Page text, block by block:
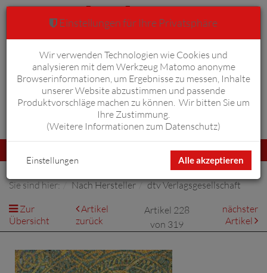
Anmelden Warenkorb 0
umschalten
Sie sind hier: Nach Hersteller
dtv Verlagsgesellschaft
Zur
Übersicht
Artikel
zurück
Artikel 228
von 319
nächster
Artikel
Einstellungen für Ihre Privatsphäre
Wir verwenden Technologien wie Cookies und
analysieren mit dem Werkzeug Matomo anonyme
Browserinformationen, um Ergebnisse zu messen, Inhalte
unserer Website abzustimmen und passende
Produktvorschläge machen zu können. Wir bitten Sie um
Ihre Zustimmung.
(Weitere Informationen zum Datenschutz)
Alle akzeptieren
Einstellungen